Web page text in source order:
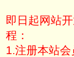
即日起网站
程：
1.注册本站会